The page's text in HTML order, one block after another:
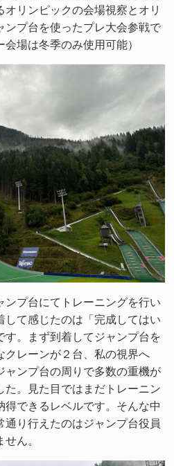
リンピックの会場視察とオリ
ンプ台を使ったプレ大会参戦で
場は冬季のみ使用可能）
プ台にてトレーニングを行い
して感じたのは「完成してはい
す。まず到着してジャンプ台を
クレーンが２台、私の視界へ
ャンプ台の周りで多数の重機が
。見た目ではまだトレーニン
できるレベルです。そんな中
通り行えたのはジャンプ台役員
ん。